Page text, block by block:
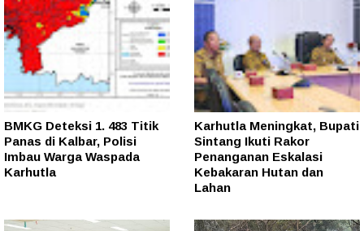
BMKG Deteksi 1. 483 Titik
Panas di Kalbar, Polisi
Imbau Warga Waspada
Karhutla
Karhutla Meningkat, Bupati
Sintang Ikuti Rakor
Penanganan Eskalasi
Kebakaran Hutan dan
Lahan